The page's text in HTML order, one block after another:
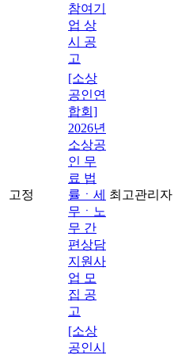
참여기
업 상
시 공
고
고정
[소상
공인연
합회]
2026년
소상공
인 무
료 법
률ㆍ세
무ㆍ노
무 간
편상담
지원사
업 모
집 공
고
최고관리자
[소상
공인시